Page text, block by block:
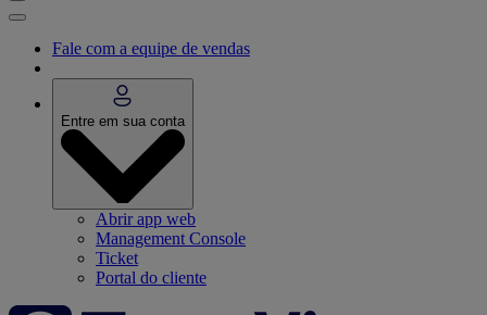
Fale com a equipe de vendas
Entre em sua conta
Abrir app web
Management Console
Ticket
Portal do cliente